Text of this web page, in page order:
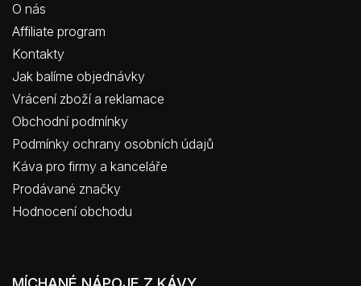
O nás
Affiliate program
Kontakty
Jak balíme objednávky
Vrácení zboží a reklamace
Obchodní podmínky
Podmínky ochrany osobních údajů
Káva pro firmy a kanceláře
Prodávané značky
Hodnocení obchodu